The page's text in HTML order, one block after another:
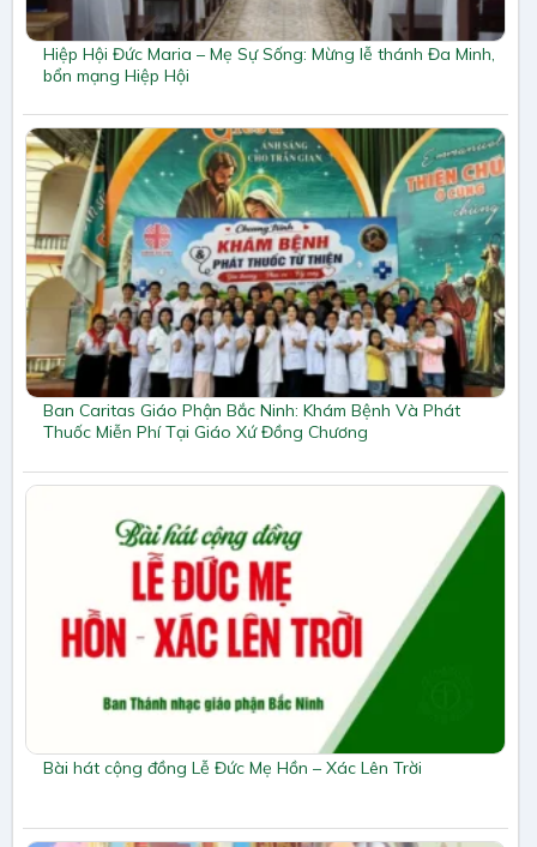
Hiệp Hội Đức Maria – Mẹ Sự Sống: Mừng lễ thánh Đa Minh,
bổn mạng Hiệp Hội
Ban Caritas Giáo Phận Bắc Ninh: Khám Bệnh Và Phát
Thuốc Miễn Phí Tại Giáo Xứ Đồng Chương
Bài hát cộng đồng Lễ Đức Mẹ Hồn – Xác Lên Trời